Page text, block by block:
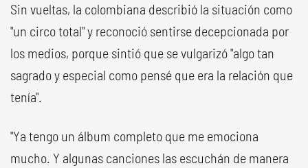
Sin vueltas, la colombiana describió la situación como
"un circo total" y reconoció sentirse decepcionada por
los medios, porque sintió que se vulgarizó "algo tan
sagrado y especial como pensé que era la relación que
tenía".
"Ya tengo un álbum completo que me emociona
mucho. Y algunas canciones las escuchán de manera